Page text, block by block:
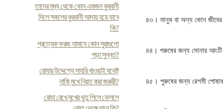
তাদের মধ্য থেকে কোন একজন কুরবানী
দিলে সকলের কুরবানী আদায় হয়ে যাবে
কি?
প্রত্যেক ফরজ নামাযে কোন সুরাগুলো
পড়া সুন্নত?
রোযার উদ্দেশ্যে সাহরি খাওয়াই যথেষ্ট
নাকি মুখে নিয়ত করা জরুরী?
রোযা রেখে মুখের থুতু গিলে ফেললে
৪৩। মানুষ বা অন্য কোন
৪৪। পরুষের জন্য সোনার আংটি
৪৫। পুরুষের জন্য রেশমী